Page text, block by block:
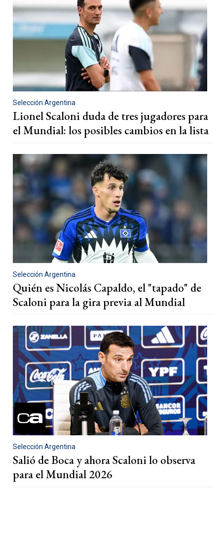
Selección Argentina
Lionel Scaloni duda de tres jugadores para
el Mundial: los posibles cambios en la lista
Selección Argentina
Quién es Nicolás Capaldo, el "tapado" de
Scaloni para la gira previa al Mundial
Selección Argentina
Salió de Boca y ahora Scaloni lo observa
para el Mundial 2026